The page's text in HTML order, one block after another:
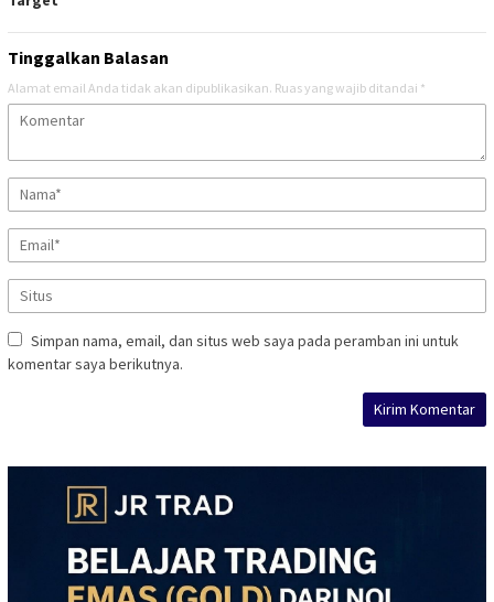
Tinggalkan Balasan
Alamat email Anda tidak akan dipublikasikan. Ruas yang wajib ditandai *
Simpan nama, email, dan situs web saya pada peramban ini untuk
komentar saya berikutnya.